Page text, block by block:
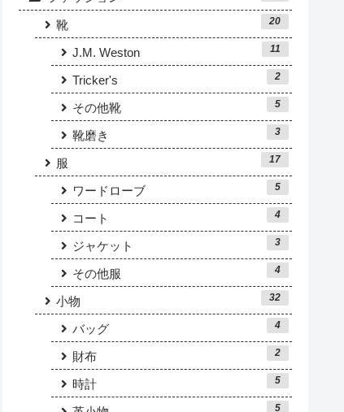
靴 20
J.M. Weston 11
Tricker's 2
その他靴 5
靴磨き 3
服 17
ワードローブ 5
コート 4
ジャケット 3
その他服 4
小物 32
バッグ 4
財布 2
時計 5
5